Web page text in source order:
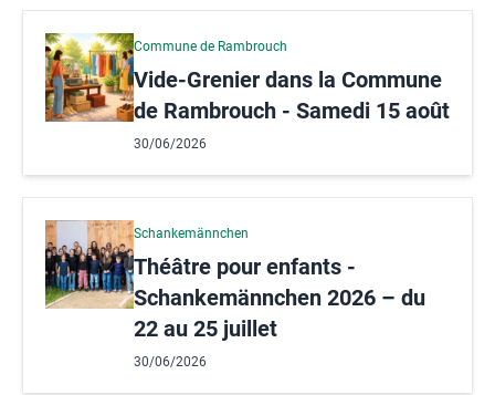
Commune de Rambrouch
Vide-Grenier dans la Commune
de Rambrouch - Samedi 15 août
30/06/2026
Schankemännchen
Théâtre pour enfants -
Schankemännchen 2026 – du
22 au 25 juillet
30/06/2026